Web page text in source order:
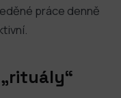
práce denně